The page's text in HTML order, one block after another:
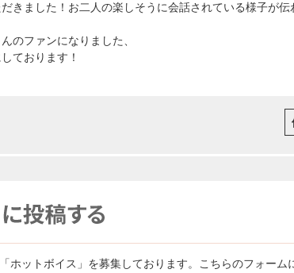
きました！お二人の楽しそうに会話されている様子が伝
のファンになりました、
ております！
ホットボイス」を募集しております。こちらのフォー